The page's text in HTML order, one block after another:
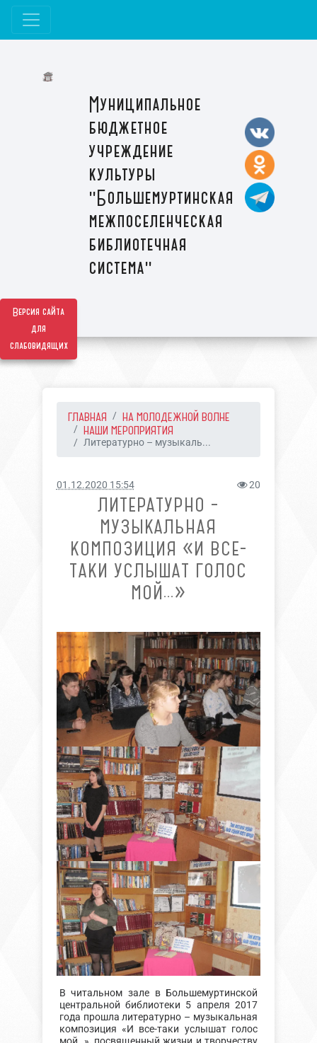
Версия сайта
для
слабовидящих
Муниципальное
бюджетное
учреждение
культуры
"Большемуртинская
межпоселенческая
библиотечная
система"
ГЛАВНАЯ
НА МОЛОДЕЖНОЙ ВОЛНЕ
НАШИ МЕРОПРИЯТИЯ
Литературно – музыкаль...
01.12.2020 15:54 20
ЛИТЕРАТУРНО –
МУЗЫКАЛЬНАЯ
КОМПОЗИЦИЯ «И ВСЕ-
ТАКИ УСЛЫШАТ ГОЛОС
МОЙ…»
В читальном зале в Большемуртинской
центральной библиотеки 5 апреля 2017
года прошла литературно – музыкальная
композиция «И все-таки услышат голос
мой…», посвященный жизни и творчеству